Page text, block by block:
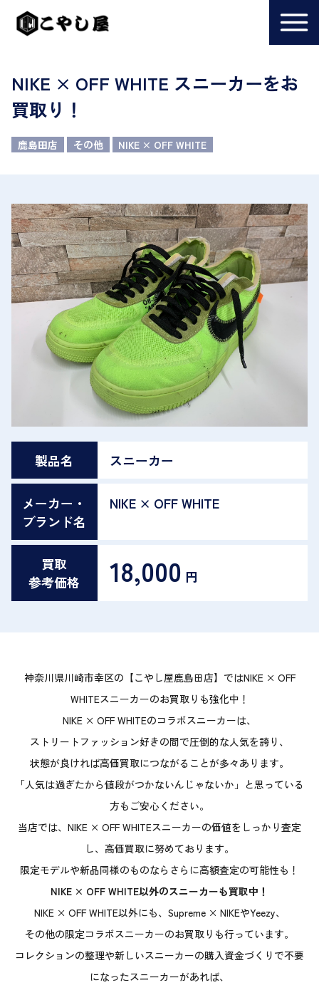
NIKE × OFF WHITE スニーカーをお
買取り！
鹿島田店 その他 NIKE × OFF WHITE
製品名 スニーカー
メーカー・
ブランド名
NIKE × OFF WHITE
買取
参考価格
18,000 円
神奈川県川崎市幸区の【こやし屋鹿島田店】ではNIKE × OFF
WHITEスニーカーのお買取りも強化中！
NIKE × OFF WHITEのコラボスニーカーは、
ストリートファッション好きの間で圧倒的な人気を誇り、
状態が良ければ高価買取につながることが多々あります。
「人気は過ぎたから値段がつかないんじゃないか」と思っている
方もご安心ください。
当店では、NIKE × OFF WHITEスニーカーの価値をしっかり査定
し、高価買取に努めております。
限定モデルや新品同様のものならさらに高額査定の可能性も！
NIKE × OFF WHITE以外のスニーカーも買取中！
NIKE × OFF WHITE以外にも、Supreme × NIKEやYeezy、
その他の限定コラボスニーカーのお買取りも行っています。
コレクションの整理や新しいスニーカーの購入資金づくりで不要
になったスニーカーがあれば、